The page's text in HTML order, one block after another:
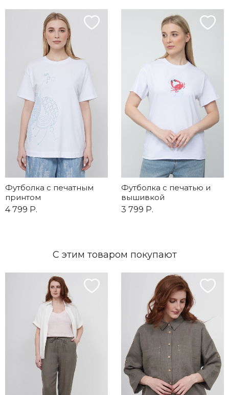
Футболка с печатным
принтом
4 799 Р.
Футболка с печатью и
вышивкой
3 799 Р.
С этим товаром покупают